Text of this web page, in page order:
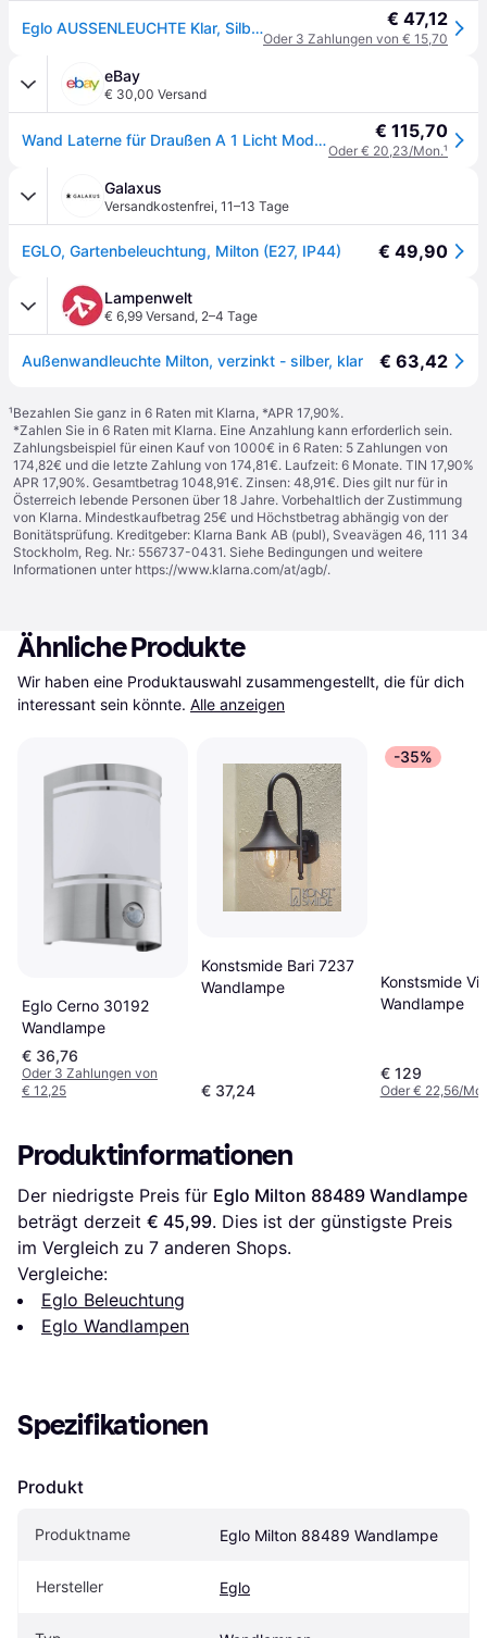
Eglo AUSSENLEUCHTE Klar, Silberfarben xxxlutz.at € 47,12
Oder 3 Zahlungen von € 15,70
eBay
€ 30,00 Versand
Wand Laterne für Draußen A 1 Licht Modern Kollektion GL1348 € 115,70
Oder € 20,23/Mon.¹
Galaxus
Versandkostenfrei, 11–13 Tage
EGLO, Gartenbeleuchtung, Milton (E27, IP44) € 49,90
Lampenwelt
€ 6,99 Versand, 2–4 Tage
Außenwandleuchte Milton, verzinkt - silber, klar € 63,42
¹Bezahlen Sie ganz in 6 Raten mit Klarna, *APR 17,90%.
*Zahlen Sie in 6 Raten mit Klarna. Eine Anzahlung kann erforderlich sein.
Zahlungsbeispiel für einen Kauf von 1000€ in 6 Raten: 5 Zahlungen von
174,82€ und die letzte Zahlung von 174,81€. Laufzeit: 6 Monate. TIN 17,90%
APR 17,90%. Gesamtbetrag 1048,91€. Zinsen: 48,91€. Dies gilt nur für in
Österreich lebende Personen über 18 Jahre. Vorbehaltlich der Zustimmung
von Klarna. Mindestkaufbetrag 25€ und Höchstbetrag abhängig von der
Bonitätsprüfung. Kreditgeber: Klarna Bank AB (publ), Sveavägen 46, 111 34
Stockholm, Reg. Nr.: 556737-0431. Siehe Bedingungen und weitere
Informationen unter https://www.klarna.com/at/agb/.
Ähnliche Produkte
Wir haben eine Produktauswahl zusammengestellt, die für dich
interessant sein könnte. Alle anzeigen
Eglo Cerno 30192
Wandlampe
€ 36,76
Oder 3 Zahlungen von
€ 12,25
Konstsmide Bari 7237
Wandlampe
€ 37,24
-35%
Konstsmide
Wandlampe
€ 129
Oder € 22,56/
Produktinformationen
Der niedrigste Preis für Eglo Milton 88489 Wandlampe
beträgt derzeit € 45,99. Dies ist der günstigste Preis
im Vergleich zu 7 anderen Shops.
Vergleiche:
Eglo Beleuchtung
Eglo Wandlampen
Spezifikationen
Produkt
Produktname Eglo Milton 88489 Wandlampe
Hersteller Eglo